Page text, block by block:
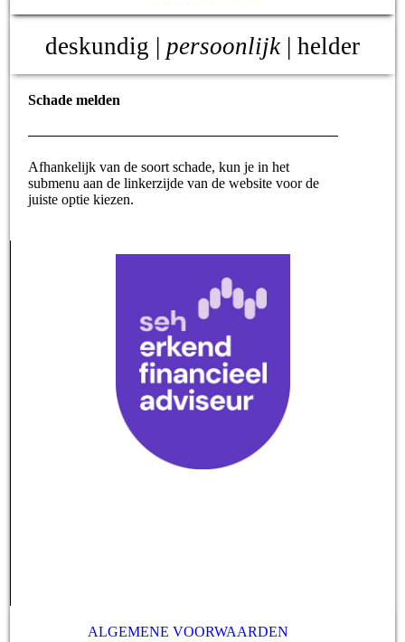
deskundig | persoonlijk | helder
Schade melden
Afhankelijk van de soort schade, kun je in het
submenu aan de linkerzijde van de website voor de
juiste optie kiezen.
ALGEMENE VOORWAARDEN